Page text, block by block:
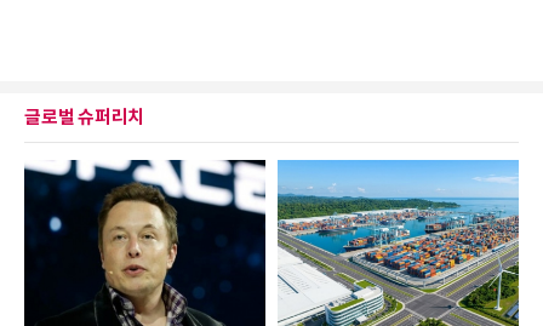
글로벌 슈퍼리치